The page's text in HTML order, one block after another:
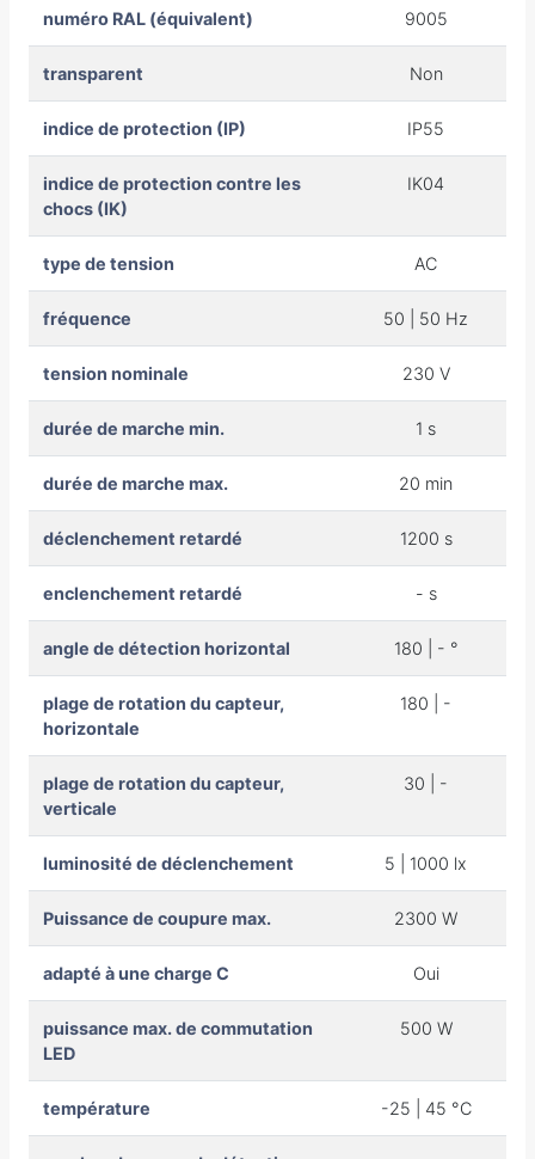
numéro RAL (équivalent) 9005
transparent Non
indice de protection (IP) IP55
indice de protection contre les
chocs (IK)
IK04
type de tension AC
fréquence 50 | 50 Hz
tension nominale 230 V
durée de marche min. 1 s
durée de marche max. 20 min
déclenchement retardé 1200 s
enclenchement retardé - s
angle de détection horizontal 180 | - °
plage de rotation du capteur,
horizontale
180 | -
plage de rotation du capteur,
verticale
30 | -
luminosité de déclenchement 5 | 1000 lx
Puissance de coupure max. 2300 W
adapté à une charge C Oui
puissance max. de commutation
LED
500 W
température -25 | 45 °C